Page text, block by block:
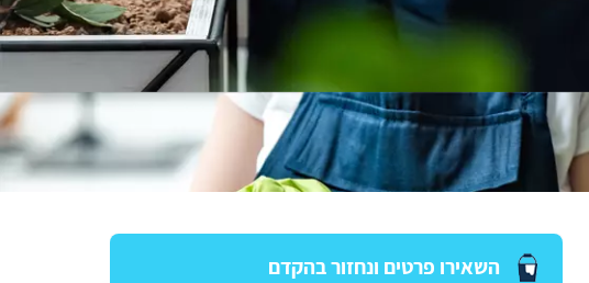
השאירו פרטים ונחזור בהקדם